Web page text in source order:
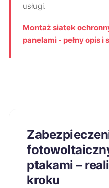
usługi.
Montaż siatek
panelami - pełny opis i
ptakami –
kroku